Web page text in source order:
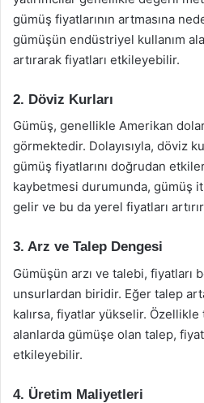
gümüş fiyatlarının artmasına
gümüşün endüstriyel kullanım
artırarak fiyatları etkileyebilir.
2. Döviz Kurları
Gümüş, genellikle Amerikan
görmektedir. Dolayısıyla, döviz
gümüş fiyatlarını doğrudan
kaybetmesi durumunda, gümüş
gelir ve bu da yerel fiyatları
3. Arz ve Talep Dengesi
Gümüşün arzı ve talebi, fiyatları
unsurlardan biridir. Eğer talep
kalırsa, fiyatlar yükselir. Özellikle
alanlarda gümüşe olan talep,
etkileyebilir.
4. Üretim Maliyetleri